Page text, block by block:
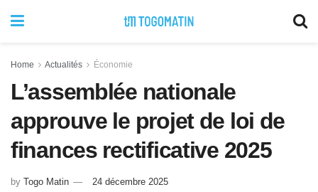
Home Actualités Économie
L’assemblée nationale
approuve le projet de loi de
finances rectificative 2025
by Togo Matin 24 décembre 2025